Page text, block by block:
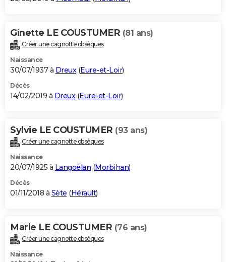
Ginette LE COUSTUMER (81 ans)
Créer une cagnotte obsèques
Naissance
30/07/1937 à Dreux(Eure-et-Loir)
Décès
14/02/2019 à Dreux(Eure-et-Loir)
Sylvie LE COUSTUMER (93 ans)
Créer une cagnotte obsèques
Naissance
20/07/1925 à Langoëlan (Morbihan)
Décès
01/11/2018 à Sète (Hérault)
Marie LE COUSTUMER (76 ans)
Créer une cagnotte obsèques
Naissance